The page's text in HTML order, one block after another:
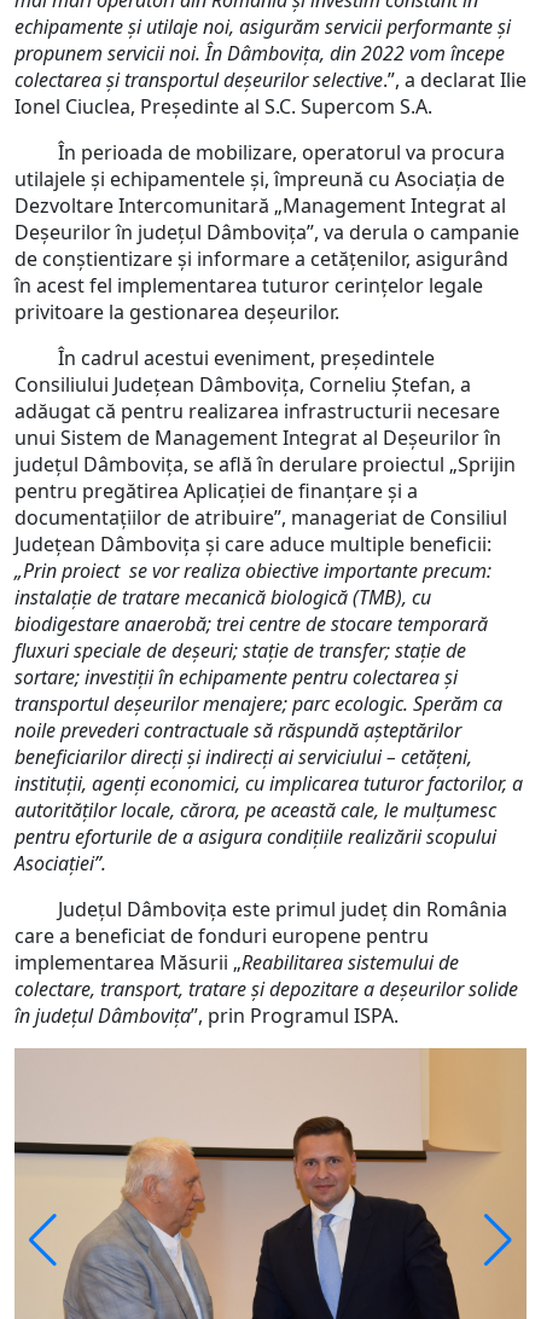
echipamente și utilaje noi, asigurăm servicii performante și
propunem servicii noi. În Dâmbovița, din 2022 vom începe
colectarea și transportul deșeurilor selective.”, a declarat Ilie
Ionel Ciuclea, Președinte al S.C. Supercom S.A.
În perioada de mobilizare, operatorul va procura
utilajele și echipamentele și, împreună cu Asociația de
Dezvoltare Intercomunitară „Management Integrat al
Deșeurilor în județul Dâmbovița”, va derula o campanie
de conștientizare și informare a cetățenilor, asigurând
în acest fel implementarea tuturor cerințelor legale
privitoare la gestionarea deșeurilor.
În cadrul acestui eveniment, președintele
Consiliului Județean Dâmbovița, Corneliu Ștefan, a
adăugat că pentru realizarea infrastructurii necesare
unui Sistem de Management Integrat al Deșeurilor în
județul Dâmbovița, se află în derulare proiectul „Sprijin
pentru pregătirea Aplicației de finanțare și a
documentațiilor de atribuire”, manageriat de Consiliul
Județean Dâmbovița și care aduce multiple beneficii:
„Prin proiect se vor realiza obiective importante precum:
instalație de tratare mecanică biologică (TMB), cu
biodigestare anaerobă; trei centre de stocare temporară
fluxuri speciale de deșeuri; stație de transfer; stație de
sortare; investiții în echipamente pentru colectarea și
transportul deșeurilor menajere; parc ecologic. Sperăm ca
noile prevederi contractuale să răspundă așteptărilor
beneficiarilor direcți și indirecți ai serviciului – cetățeni,
instituții, agenți economici, cu implicarea tuturor factorilor, a
autorităților locale, cărora, pe această cale, le mulțumesc
pentru eforturile de a asigura condițiile realizării scopului
Asociației”.
Județul Dâmbovița este primul județ din România
care a beneficiat de fonduri europene pentru
implementarea Măsurii „Reabilitarea sistemului de
colectare, transport, tratare și depozitare a deșeurilor solide
în județul Dâmbovița”, prin Programul ISPA.